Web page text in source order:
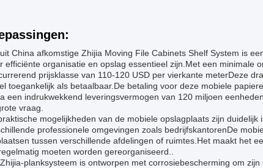
China afkomstige Zhijia Moving File Cabinets Shelf System is
efficiënte organisatie en opslag essentieel zijn.Met een minimale
prijsklasse van 110-120 USD per vierkante meterDeze
toegankelijk als betaalbaar.De betaling voor deze mobiele
een indrukwekkend leveringsvermogen van 120 miljoen
vraag.
mogelijkheden van de mobiele opslagplaats zijn
professionele omgevingen zoals bedrijfskantorenDe
tussen verschillende afdelingen of ruimtes.Het maakt het
moeten worden gereorganiseerd..
planksysteem is ontworpen met corrosiebescherming om